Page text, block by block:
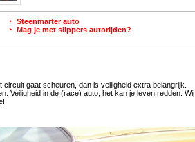
Steenmarter auto
Mag je met slippers autorijden?
gaat scheuren, dan is veiligheid extra belangrijk.
Veiligheid in de (race) auto, het kan je leven redden. Wij